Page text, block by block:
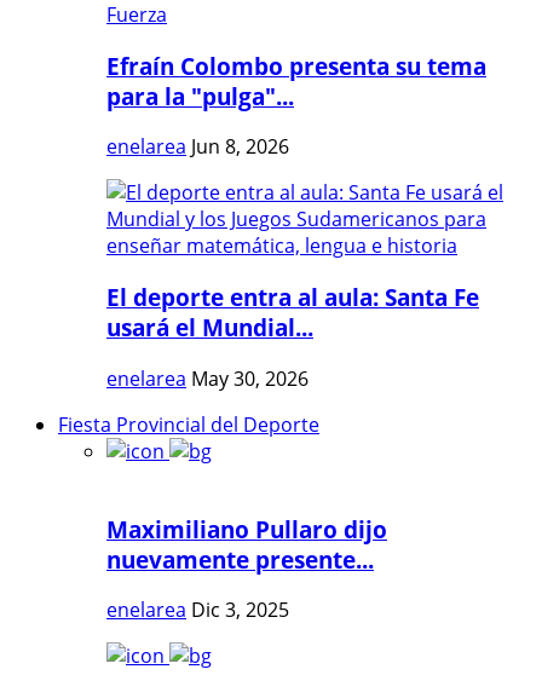
Efraín Colombo presenta su tema
para la "pulga"...
enelarea Jun 8, 2026
El deporte entra al aula: Santa Fe
usará el Mundial...
enelarea May 30, 2026
Fiesta Provincial del Deporte
Maximiliano Pullaro dijo
nuevamente presente...
enelarea Dic 3, 2025